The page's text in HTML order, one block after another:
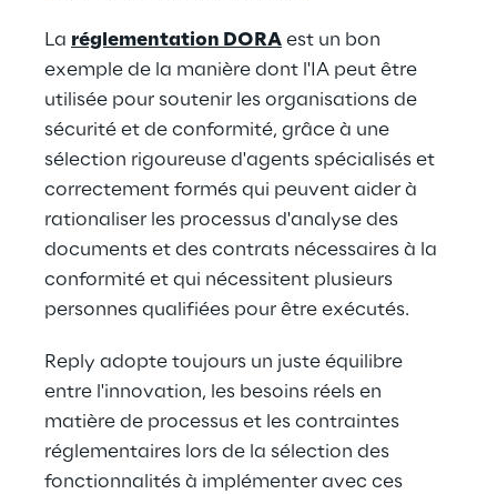
La réglementation DORA est un bon
exemple de la manière dont l'IA peut être
utilisée pour soutenir les organisations de
sécurité et de conformité, grâce à une
sélection rigoureuse d'agents spécialisés et
correctement formés qui peuvent aider à
rationaliser les processus d'analyse des
documents et des contrats nécessaires à la
conformité et qui nécessitent plusieurs
personnes qualifiées pour être exécutés.
Reply adopte toujours un juste équilibre
entre l'innovation, les besoins réels en
matière de processus et les contraintes
réglementaires lors de la sélection des
fonctionnalités à implémenter avec ces